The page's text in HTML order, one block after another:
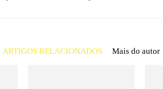
ARTIGOS RELACIONADOS Mais do autor